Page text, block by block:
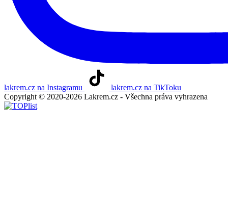
lakrem.cz na Instagramu
lakrem.cz na TikToku
Copyright © 2020-2026 Lakrem.cz - Všechna práva vyhrazena